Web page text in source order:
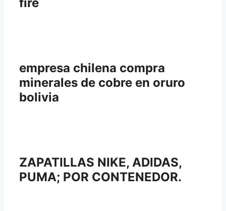
empresa chilena compra
minerales de cobre en oruro
bolivia
ZAPATILLAS NIKE, ADIDAS,
PUMA; POR CONTENEDOR.